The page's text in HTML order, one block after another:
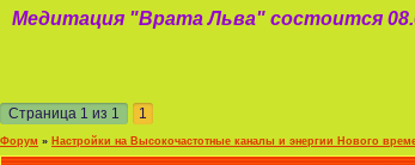
Медитация "Врата Льва" состоится
Страница 1 из 1 1
Форум » Настройки на Высокочастотные каналы и энергии Нового